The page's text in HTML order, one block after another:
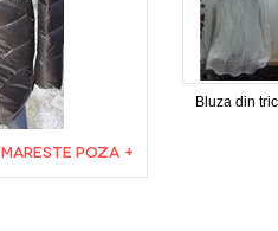
MARESTE POZA +
Bluza din